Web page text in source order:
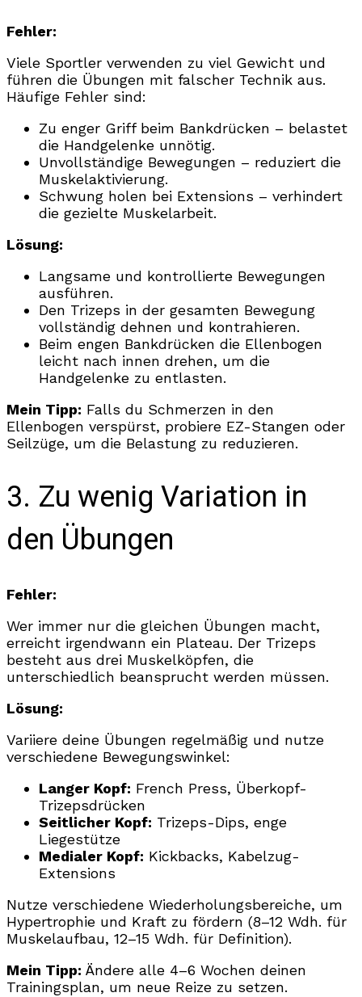
Fehler:
Viele Sportler verwenden zu viel Gewicht und
führen die Übungen mit falscher Technik aus.
Häufige Fehler sind:
Zu enger Griff beim Bankdrücken – belastet
die Handgelenke unnötig.
Unvollständige Bewegungen – reduziert die
Muskelaktivierung.
Schwung holen bei Extensions – verhindert
die gezielte Muskelarbeit.
Lösung:
Langsame und kontrollierte Bewegungen
ausführen.
Den Trizeps in der gesamten Bewegung
vollständig dehnen und kontrahieren.
Beim engen Bankdrücken die Ellenbogen
leicht nach innen drehen, um die
Handgelenke zu entlasten.
Mein Tipp: Falls du Schmerzen in den
Ellenbogen verspürst, probiere EZ-Stangen oder
Seilzüge, um die Belastung zu reduzieren.
3. Zu wenig Variation in
den Übungen
Fehler:
Wer immer nur die gleichen Übungen macht,
erreicht irgendwann ein Plateau. Der Trizeps
besteht aus drei Muskelköpfen, die
unterschiedlich beansprucht werden müssen.
Lösung:
Variiere deine Übungen regelmäßig und nutze
verschiedene Bewegungswinkel:
Langer Kopf: French Press, Überkopf-
Trizepsdrücken
Seitlicher Kopf: Trizeps-Dips, enge
Liegestütze
Medialer Kopf: Kickbacks, Kabelzug-
Extensions
Nutze verschiedene Wiederholungsbereiche, um
Hypertrophie und Kraft zu fördern (8–12 Wdh. für
Muskelaufbau, 12–15 Wdh. für Definition).
Mein Tipp: Ändere alle 4–6 Wochen deinen
Trainingsplan, um neue Reize zu setzen.